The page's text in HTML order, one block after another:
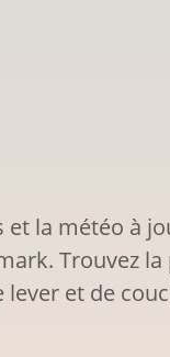
et la météo à
Trouvez
et de